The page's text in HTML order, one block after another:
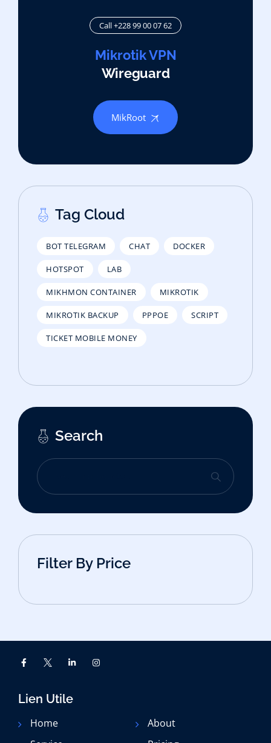
Call +228 99 00 07 62
Mikrotik VPN
Wireguard
MikRoot
Tag Cloud
BOT TELEGRAM CHAT DOCKER
HOTSPOT LAB
MIKHMON CONTAINER MIKROTIK
MIKROTIK BACKUP PPPOE SCRIPT
TICKET MOBILE MONEY
Search
Filter By Price
Lien Utile
Home
About